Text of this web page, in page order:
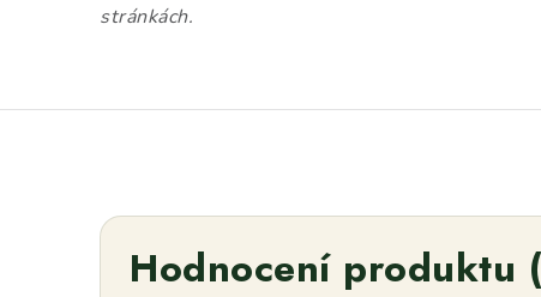
stránkách.
Hodnocení produktu